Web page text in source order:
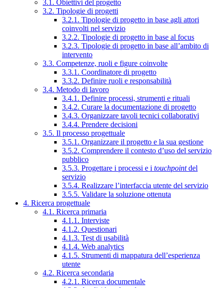
3.1. Obiettivi del progetto
3.2. Tipologie di progetti
3.2.1. Tipologie di progetto in base agli attori
coinvolti nel servizio
3.2.2. Tipologie di progetto in base al focus
3.2.3. Tipologie di progetto in base all’ambito di
intervento
3.3. Competenze, ruoli e figure coinvolte
3.3.1. Coordinatore di progetto
3.3.2. Definire ruoli e responsabilità
3.4. Metodo di lavoro
3.4.1. Definire processi, strumenti e rituali
3.4.2. Curare la documentazione di progetto
3.4.3. Organizzare tavoli tecnici collaborativi
3.4.4. Prendere decisioni
3.5. Il processo progettuale
3.5.1. Organizzare il progetto e la sua gestione
3.5.2. Comprendere il contesto d’uso del servizio
pubblico
3.5.3. Progettare i processi e i touchpointdel
servizio
3.5.4. Realizzare l’interfaccia utente del servizio
3.5.5. Validare la soluzione ottenuta
4. Ricerca progettuale
4.1. Ricerca primaria
4.1.1. Interviste
4.1.2. Questionari
4.1.3. Test di usabilità
4.1.4. Web analytics
4.1.5. Strumenti di mappatura dell’esperienza
utente
4.2. Ricerca secondaria
4.2.1. Ricerca documentale